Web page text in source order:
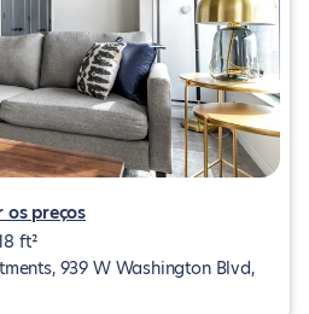
os preços
ft²
939 W Washington Blvd,